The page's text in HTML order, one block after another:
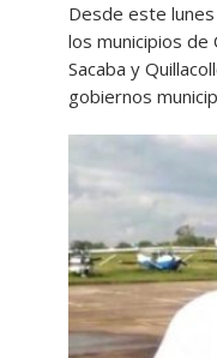
Desde este lunes
los municipios de
Sacaba y
gobiernos